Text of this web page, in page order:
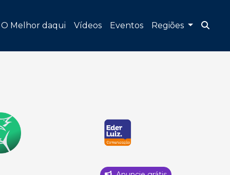
O Melhor daqui Vídeos Eventos Regiões